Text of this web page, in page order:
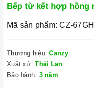
Bếp từ kết hợp hồng
Mã sản phẩm: CZ-
Thương hiệu: Canzy
Xuất xứ: Thái Lan
Bảo hành: 3 năm